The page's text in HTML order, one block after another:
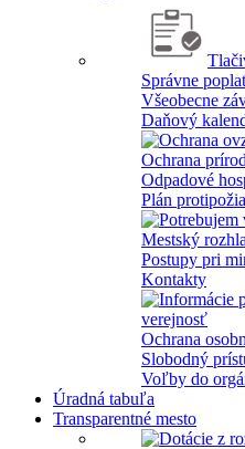
Správne
Všeobecne
Daňový
Ochrana
Odpadové
Plán
Mestský
Postupy pri
Kontakty
verejnosť
Ochrana
Slobodný
Voľby do
Úradná tabuľa
Transparentné mesto